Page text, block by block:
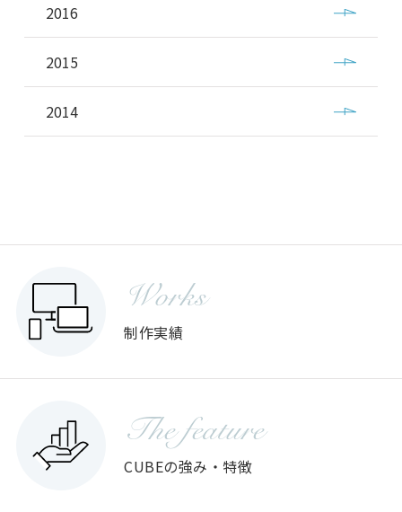
2016
2015
2014
Works
制作実績
The feature
CUBEの強み・特徴